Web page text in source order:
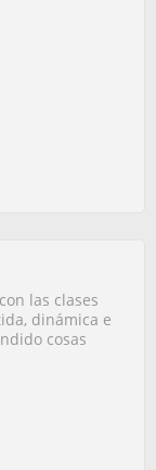
las clases
dinámica e
cosas